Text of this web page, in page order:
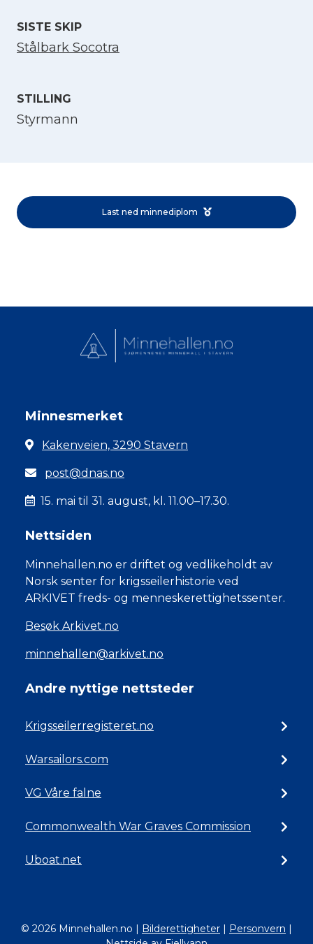
SISTE SKIP
Stålbark Socotra
STILLING
Styrmann
Last ned minnediplom
Minnesmerket
Kakenveien, 3290 Stavern
post@dnas.no
15. mai til 31. august, kl. 11.00–17.30.
Nettsiden
Minnehallen.no er driftet og vedlikeholdt av
Norsk senter for krigsseilerhistorie ved
ARKIVET freds- og menneskerettighetssenter.
Besøk Arkivet.no
minnehallen@arkivet.no
Andre nyttige nettsteder
Krigsseilerregisteret.no
Warsailors.com
VG Våre falne
Commonwealth War Graves Commission
Uboat.net
© 2026 Minnehallen.no | Bilderettigheter | Personvern |
Norsk bokmål